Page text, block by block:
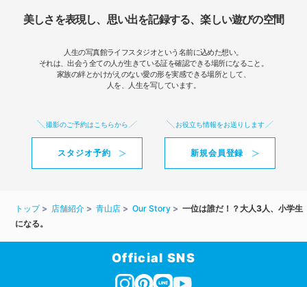
美しさを表現し、思い出を記録する、楽しい遊びの空間
人生の写真館ライフスタジオという名前に込めた想い。
それは、出会う全ての人が生きている証を確認できる場所になること。
家族の絆とかけがえのない愛の形を実感できる場所として、
人を、人生を写しています。
撮影のご予約はこちらから
スタジオ予約
お役立ち情報をお送りします
新規会員登録
トップ 店舗紹介 青山店 Our Story
一位は誰だ！？大人3人、小学生
になる。
Official SNS